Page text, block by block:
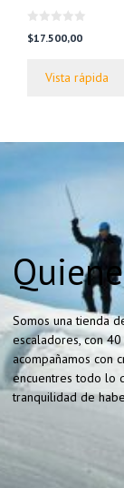
0
d
$17.500,00
Vista rápida
Somos una tienda
escaladores, con
acompañamos con
encuentres todo lo
tranquilidad de